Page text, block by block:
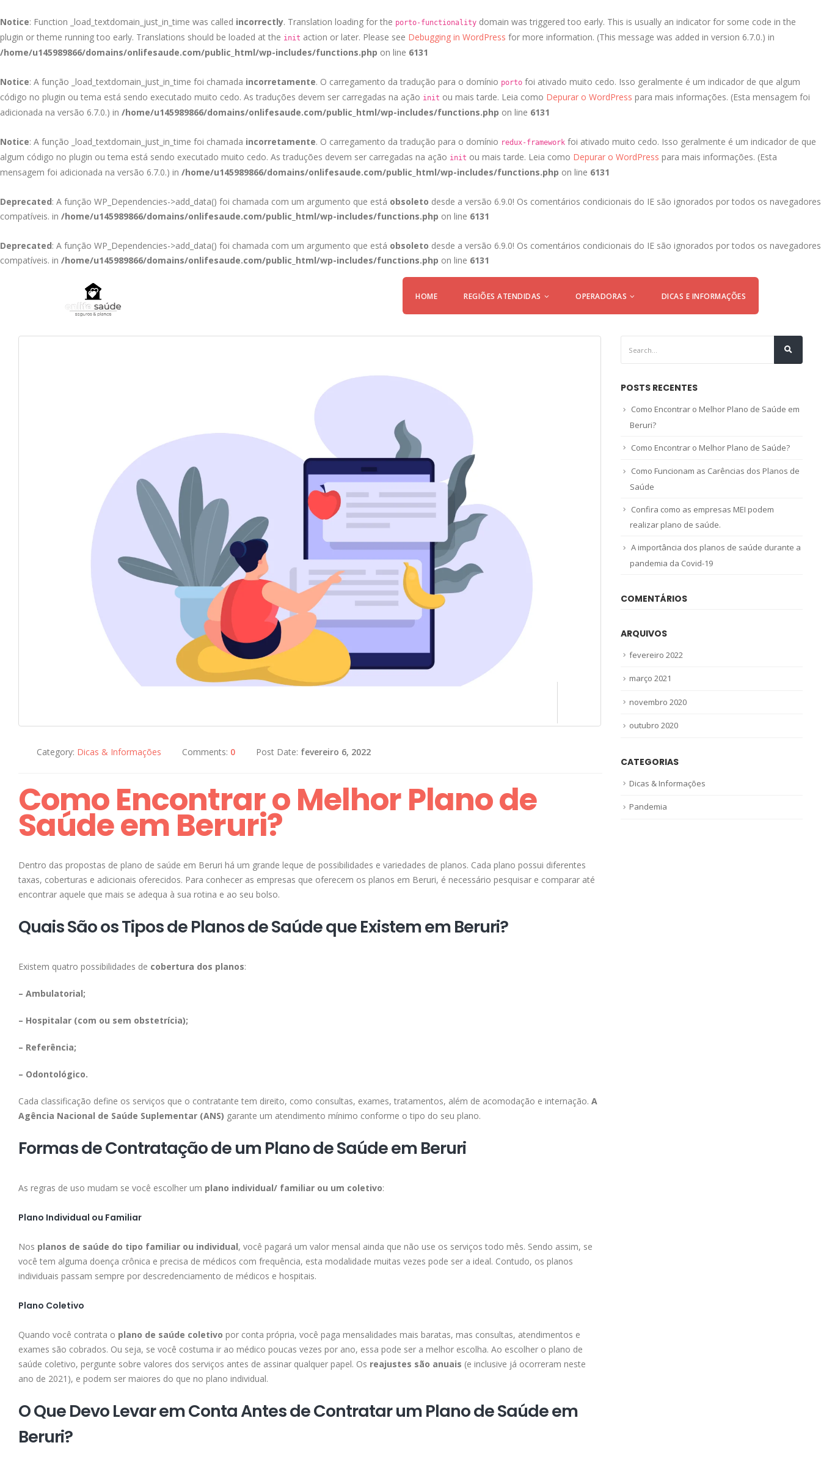
Notice: Function _load_textdomain_just_in_time was called incorrectly. Translation loading for the porto-functionality domain was triggered too early. This is usually an indicator for some code in the
plugin or theme running too early. Translations should be loaded at the init action or later. Please see Debugging in WordPress for more information. (This message was added in version 6.7.0.) in
/home/u145989866/domains/onlifesaude.com/public_html/wp-includes/functions.php on line 6131
Notice: A função _load_textdomain_just_in_time foi chamada incorretamente. O carregamento da tradução para o domínio porto foi ativado muito cedo. Isso geralmente é um indicador de que algum
código no plugin ou tema está sendo executado muito cedo. As traduções devem ser carregadas na ação init ou mais tarde. Leia como Depurar o WordPress para mais informações. (Esta mensagem foi
adicionada na versão 6.7.0.) in /home/u145989866/domains/onlifesaude.com/public_html/wp-includes/functions.php on line 6131
Notice: A função _load_textdomain_just_in_time foi chamada incorretamente. O carregamento da tradução para o domínio redux-framework foi ativado muito cedo. Isso geralmente é um indicador de que
algum código no plugin ou tema está sendo executado muito cedo. As traduções devem ser carregadas na ação init ou mais tarde. Leia como Depurar o WordPress para mais informações. (Esta
mensagem foi adicionada na versão 6.7.0.) in /home/u145989866/domains/onlifesaude.com/public_html/wp-includes/functions.php on line 6131
Deprecated: A função WP_Dependencies->add_data() foi chamada com um argumento que está obsoleto desde a versão 6.9.0! Os comentários condicionais do IE são ignorados por todos os navegadores
compatíveis. in /home/u145989866/domains/onlifesaude.com/public_html/wp-includes/functions.php on line 6131
Deprecated: A função WP_Dependencies->add_data() foi chamada com um argumento que está obsoleto desde a versão 6.9.0! Os comentários condicionais do IE são ignorados por todos os navegadores
compatíveis. in /home/u145989866/domains/onlifesaude.com/public_html/wp-includes/functions.php on line 6131
HOME REGIÕES ATENDIDAS OPERADORAS DICAS E INFORMAÇÕES
Category: Dicas & Informações Comments: 0 Post Date: fevereiro 6, 2022
Como Encontrar o Melhor Plano de
Saúde em Beruri?
Dentro das propostas de plano de saúde em Beruri há um grande leque de possibilidades e variedades de planos. Cada plano possui diferentes
taxas, coberturas e adicionais oferecidos. Para conhecer as empresas que oferecem os planos em Beruri, é necessário pesquisar e comparar até
encontrar aquele que mais se adequa à sua rotina e ao seu bolso.
Quais São os Tipos de Planos de Saúde que Existem em Beruri?
Existem quatro possibilidades de cobertura dos planos:
– Ambulatorial;
– Hospitalar (com ou sem obstetrícia);
– Referência;
– Odontológico.
Cada classificação define os serviços que o contratante tem direito, como consultas, exames, tratamentos, além de acomodação e internação. A
Agência Nacional de Saúde Suplementar (ANS) garante um atendimento mínimo conforme o tipo do seu plano.
Formas de Contratação de um Plano de Saúde em Beruri
As regras de uso mudam se você escolher um plano individual/ familiar ou um coletivo:
Plano Individual ou Familiar
Nos planos de saúde do tipo familiar ou individual, você pagará um valor mensal ainda que não use os serviços todo mês. Sendo assim, se
você tem alguma doença crônica e precisa de médicos com frequência, esta modalidade muitas vezes pode ser a ideal. Contudo, os planos
individuais passam sempre por descredenciamento de médicos e hospitais.
Plano Coletivo
Quando você contrata o plano de saúde coletivo por conta própria, você paga mensalidades mais baratas, mas consultas, atendimentos e
exames são cobrados. Ou seja, se você costuma ir ao médico poucas vezes por ano, essa pode ser a melhor escolha. Ao escolher o plano de
saúde coletivo, pergunte sobre valores dos serviços antes de assinar qualquer papel. Os reajustes são anuais (e inclusive já ocorreram neste
ano de 2021), e podem ser maiores do que no plano individual.
O Que Devo Levar em Conta Antes de Contratar um Plano de Saúde em
Beruri?
POSTS RECENTES
Como Encontrar o Melhor Plano de Saúde em
Beruri?
Como Encontrar o Melhor Plano de Saúde?
Como Funcionam as Carências dos Planos de
Saúde
Confira como as empresas MEI podem
realizar plano de saúde.
A importância dos planos de saúde durante a
pandemia da Covid-19
COMENTÁRIOS
ARQUIVOS
fevereiro 2022
março 2021
novembro 2020
outubro 2020
CATEGORIAS
Dicas & Informações
Pandemia